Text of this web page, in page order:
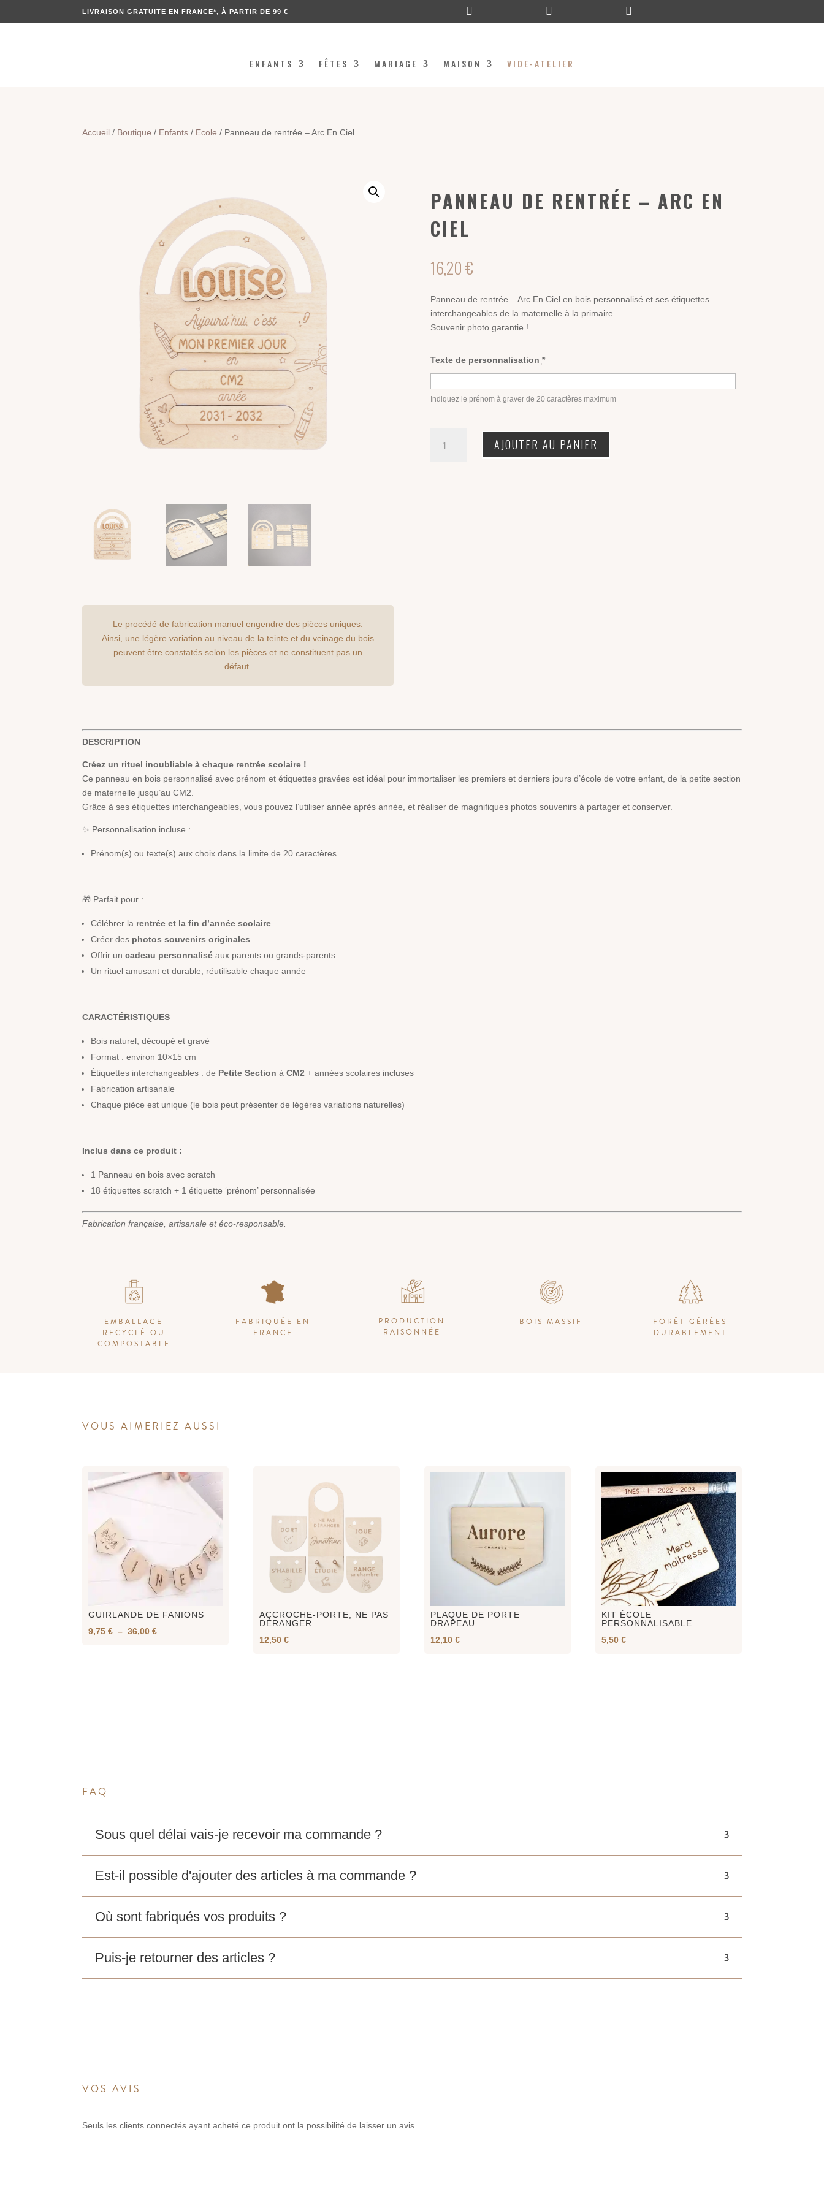
LIVRAISON GRATUITE EN FRANCE*, À PARTIR DE 99 €   
ENFANTS FÊTES MARIAGE MAISON VIDE-ATELIER
Accueil / Boutique / Enfants / Ecole / Panneau de rentrée – Arc En Ciel
Le procédé de fabrication manuel engendre des pièces uniques.
Ainsi, une légère variation au niveau de la teinte et du veinage du bois
peuvent être constatés selon les pièces et ne constituent pas un
défaut.
PANNEAU DE RENTRÉE – ARC EN
CIEL
16,20€
Panneau de rentrée – Arc En Ciel en bois personnalisé et ses étiquettes
interchangeables de la maternelle à la primaire.
Souvenir photo garantie !
Texte de personnalisation *
Indiquez le prénom à graver de 20 caractères maximum
AJOUTER AU PANIER
DESCRIPTION
Créez un rituel inoubliable à chaque rentrée scolaire !
Ce panneau en bois personnalisé avec prénom et étiquettes gravées est idéal pour immortaliser les premiers et derniers jours d’école de votre enfant, de la petite section
de maternelle jusqu’au CM2.
Grâce à ses étiquettes interchangeables, vous pouvez l’utiliser année après année, et réaliser de magnifiques photos souvenirs à partager et conserver.
✨ Personnalisation incluse :
Prénom(s) ou texte(s) aux choix dans la limite de 20 caractères.
🎁 Parfait pour :
Célébrer la rentrée et la fin d’année scolaire
Créer des photos souvenirs originales
Offrir uncadeau personnalisé aux parents ou grands-parents
Un rituel amusant et durable, réutilisable chaque année
CARACTÉRISTIQUES
Bois naturel, découpé et gravé
Format : environ 10×15 cm
Étiquettes interchangeables : de Petite Section àCM2 + années scolaires incluses
Fabrication artisanale
Chaque pièce est unique (le bois peut présenter de légères variations naturelles)
Inclus dans ce produit :
1 Panneau en bois avec scratch
18 étiquettes scratch + 1 étiquette ‘prénom’ personnalisée
Fabrication française, artisanale et éco-responsable.
EMBALLAGE
RECYCLÉ OU
COMPOSTABLE
FABRIQUÉE EN
FRANCE
PRODUCTION
RAISONNÉE
BOIS MASSIF
FORÊT GÉRÉES
DURABLEMENT
VOUS AIMERIEZ AUSSI
GUIRLANDE DE FANIONS
9,75€ – 36,00€Plage
ACCROCHE-PORTE, NE PAS
DÉRANGER
12,50€
PLAQUE DE PORTE
DRAPEAU
12,10€
KIT ÉCOLE
PERSONNALISABLE
5,50€
FAQ
Sous quel délai vais-je recevoir ma commande ?
Est-il possible d'ajouter des articles à ma commande ?
Où sont fabriqués vos produits ?
Puis-je retourner des articles ?
VOS AVIS
Seuls les clients connectés ayant acheté ce produit ont la possibilité de laisser un avis.